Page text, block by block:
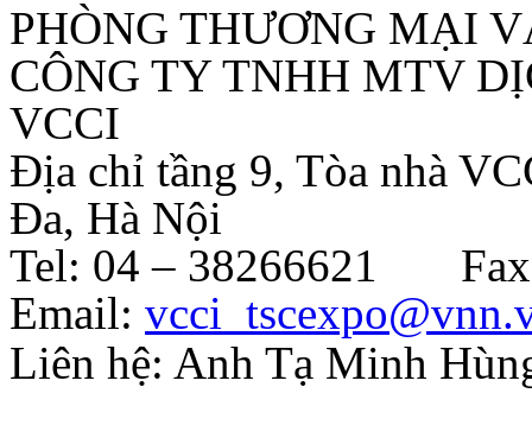
PHÒNG THƯƠNG MẠI
CÔNG TY TNHH MTV
VCCI
Địa chỉ tầng 9, Tòa nhà
Đa, Hà Nội
Tel: 04 – 38266621
Email:
Liên hệ: Anh Tạ Minh